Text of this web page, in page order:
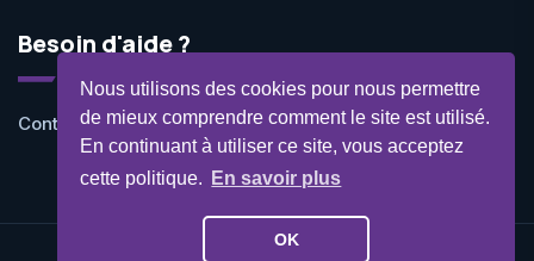
Nous utilisons des cookies pour nous permettre
de mieux comprendre comment le site est utilisé.
En continuant à utiliser ce site, vous acceptez
cette politique.
En savoir plus
OK
Besoin d'aide ?
Contactez-nous